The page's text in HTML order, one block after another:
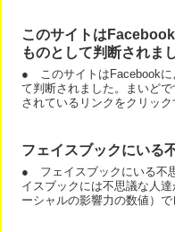
このサイトは
ものとして判断されま
● このサイトはFacebookに
て判断されました。まいど
されているリンクをクリッ
フェイスブックにいる
● フェイスブックにいる不
イスブックには不思議な人
ーシャルの影響力の数値）